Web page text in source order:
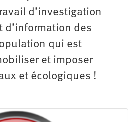
d’investigation
d’information des
qui est
et imposer
et écologiques !